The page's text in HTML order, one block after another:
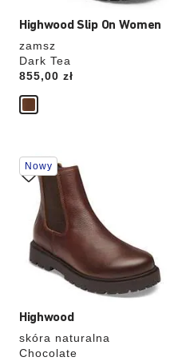
Highwood Slip On Women
zamsz
Dark Tea
Price:
855,00 zł
Highwood
skóra naturalna
Chocolate
Wybranie
koloru
spowoduje
zmianę
zdjęcia
produktu
Nowy